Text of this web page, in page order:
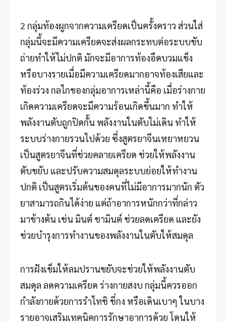
2 กลุ่มท้องผูกจากความเครียดเป็นครั้งคราว ส่วนใส่
กลุ่มนี้จะมีความเครียดจะส่งผลกระทบต่อระบบขับ
ถ่ายทำให้ไม่ปกติ มักจะมีอาการท้องอืดบวมแข็ง
หรือบางรายเมื่อมีความเครียดมากอาจท้องเสียและ
ท้องร่วง กลไกของกลุ่มอาการเหล่านี้คือ เมื่อร่างกาย
เกิดความเครียดจะมีความร้อนเกิดขึ้นมาก ทำให้
พลังงานตับถูกปิดกั้น พลังงานในตับไม่เดิน ทำให้
ระบบร่างกายรวนไปด้วย ซึ่งสูตรยาจีนเหยาหยวน
เป็นสูตรยาจีนที่ช่วยคลายเครียด ช่วยให้พลังงาน
ตับขยับ และปรับความสมดุลระบบย่อยให้ทำงาน
ปกติ เป็นสูตรเริ่มต้นของคนที่ไม่มีอาการมากนัก ตัว
ยาสามารถกินได้ง่าย แต่ถ้าอาการหนักกว่าที่กล่าว
มาข้างต้น เช่น มินต์ ชามินต์ ช่วยลดเครียด และยัง
ช่วยบำรุงการทำงานของพลังงานในตับให้สมดุล
การฝังเข็มให้ลมปรานขยับจะช่วยให้พลังงานตับ
สมดุล ลดความเครียด ร่างกายสงบ กลุ่มนี้ควรออก
กำลังกายด้วยการรำไทชิ ชี่กง หรือเดินเบาๆ ในบาง
รายอาจเสริมเทคนิคการรักษาอาการด้วย โดนให้